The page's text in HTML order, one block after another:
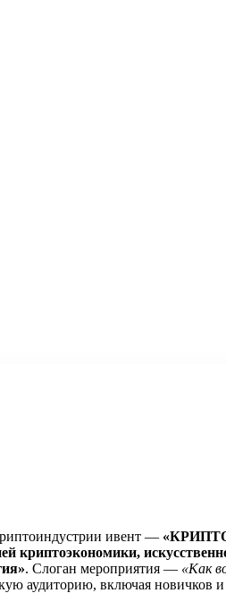
ивент —
криптоэкономики,
. Слоган мероприятия — «Как
аудиторию, включая новичков и